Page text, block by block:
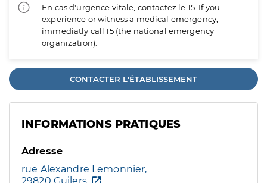
En cas d'urgence vitale, contactez le 15. If you
experience or witness a medical emergency,
immediatly call 15 (the national emergency
organization).
CONTACTER L'ÉTABLISSEMENT
INFORMATIONS PRATIQUES
Adresse
rue Alexandre Lemonnier,